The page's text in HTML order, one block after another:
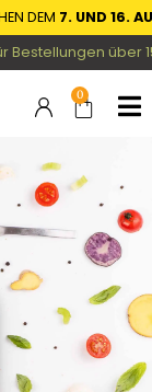
DEM7. UND 16.
über
0